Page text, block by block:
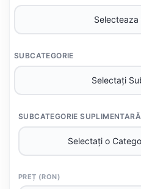
SUBCATEGORIE
SUBCATEGORIE SUPLIMENTARĂ
PREȚ (RON)